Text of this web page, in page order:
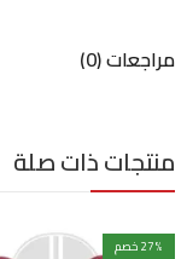
مراجعات (0)
منتجات ذات صلة
27% خصم